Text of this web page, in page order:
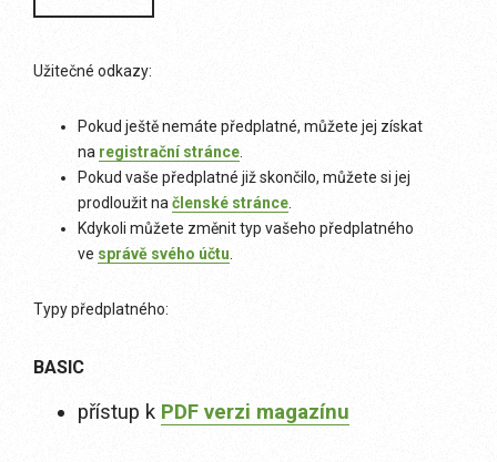
Užitečné odkazy:
Pokud ještě nemáte předplatné, můžete jej získat
na registrační stránce
Pokud vaše předplatné již skončilo, můžete si jej
prodloužit na členské stránce
Kdykoli můžete změnit typ vašeho předplatného
ve správě svého účtu
Typy předplatného:
BASIC
přístup k PDF verzi magazínu